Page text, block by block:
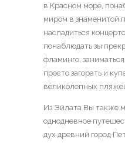
в Красном море,
миром в знаменитой
насладиться
понаблюдать зы
фламинго,
просто загорать и
великолепных
Из Эйлата Вы также
однодневное
дух древний город